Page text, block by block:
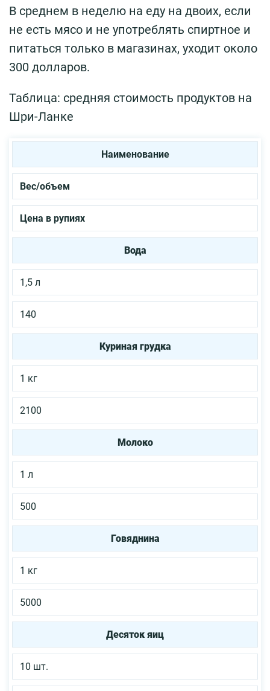
В среднем в неделю на еду на двоих, если
не есть мясо и не употреблять спиртное и
питаться только в магазинах, уходит около
300 долларов.
Таблица: средняя стоимость продуктов на
Шри-Ланке
Наименование
Вес/объем
Цена в рупиях
Вода
1,5 л
140
Куриная грудка
1 кг
2100
Молоко
1 л
500
Говяднина
1 кг
5000
Десяток яиц
10 шт.